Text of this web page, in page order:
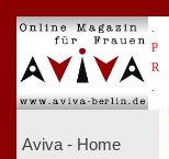
P
R
Aviva - Home